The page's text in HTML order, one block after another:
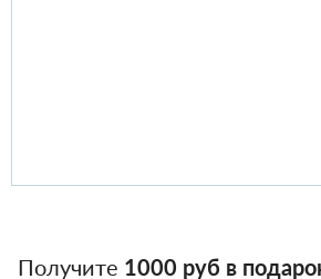
Получите 1000 руб в